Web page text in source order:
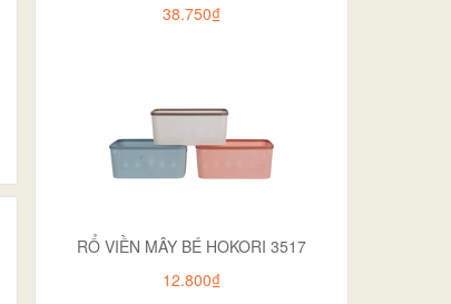
38.750₫
RỔ VIỀN MÂY BÉ HOKORI 3517
12.800₫